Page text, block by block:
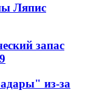
Ляпис
запас
из-за